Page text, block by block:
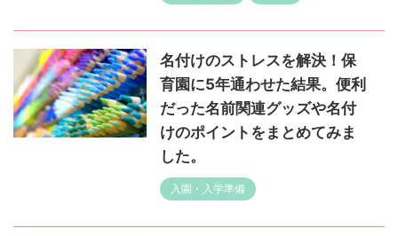
名付けのストレスを解決！保
育園に5年通わせた結果。便利
だった名前関連グッズや名付
けのポイントをまとめてみま
した。
入園・入学準備